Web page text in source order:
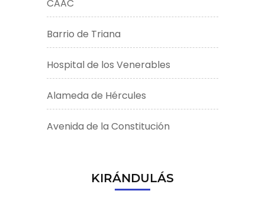
CAAC
Barrio de Triana
Hospital de los Venerables
Alameda de Hércules
Avenida de la Constitución
KIRÁNDULÁS